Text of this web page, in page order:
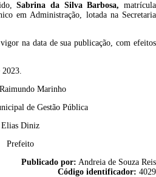
Sabrina da Silva Barbosa, matrícula
em Administração, lotada na Secretaria
na data de sua publicação,com efeitos
2023.
Marinho
de Gestão Pública
Elias Diniz
Prefeito
Publicado por: Andreia de Souza Reis
Código identificador: 4029